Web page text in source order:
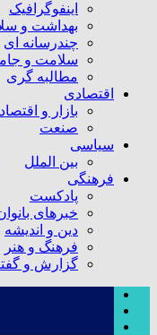
اینفوگرافیک
بهداشت و
چندرسانه ای
سلامت و
مطالبه گری
اقتصادی
بازار و اقتصاد
صنعت
سیاسی
بین الملل
فرهنگی
پادکست
خبرهای
دین و اندیشه
فرهنگ و هنر
گزارش و